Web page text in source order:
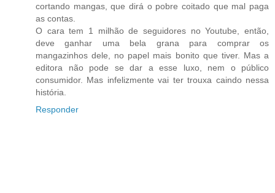
cortando mangas, que dirá o pobre coitado que mal paga
as contas.
O cara tem 1 milhão de seguidores no Youtube, então,
deve ganhar uma bela grana para comprar os
mangazinhos dele, no papel mais bonito que tiver. Mas a
editora não pode se dar a esse luxo, nem o público
consumidor. Mas infelizmente vai ter trouxa caindo nessa
história.
Responder